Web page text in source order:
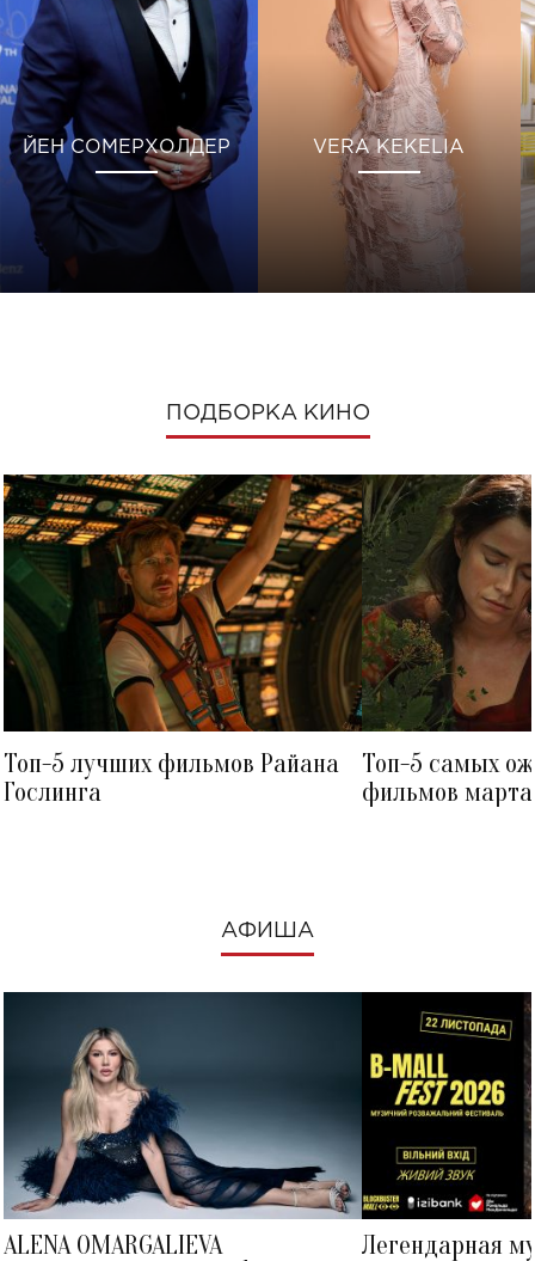
ЙЕН СОМЕРХОЛДЕР VERA KEKELIA
ПОДБОРКА КИНО
Топ-5 лучших фильмов Райана
Гослинга
Топ-5 самых
фильмов
АФИША
ALENA OMARGALIEVA
Легендарная